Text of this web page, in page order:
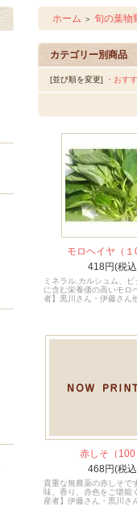
ホーム ＞ 旬の葉物
カテゴリー別商品
[並び順を変更] ・おす
モロヘイヤ（
418円(税
ミネラル,カルシュム、
に含む栄養価の高いモロ
者】黒川さん・伊藤さん
赤しそ（100
468円(税
貴重な無農薬の赤しそで
味、香り、赤色をご堪能
産者】伊藤さん・黒川さ